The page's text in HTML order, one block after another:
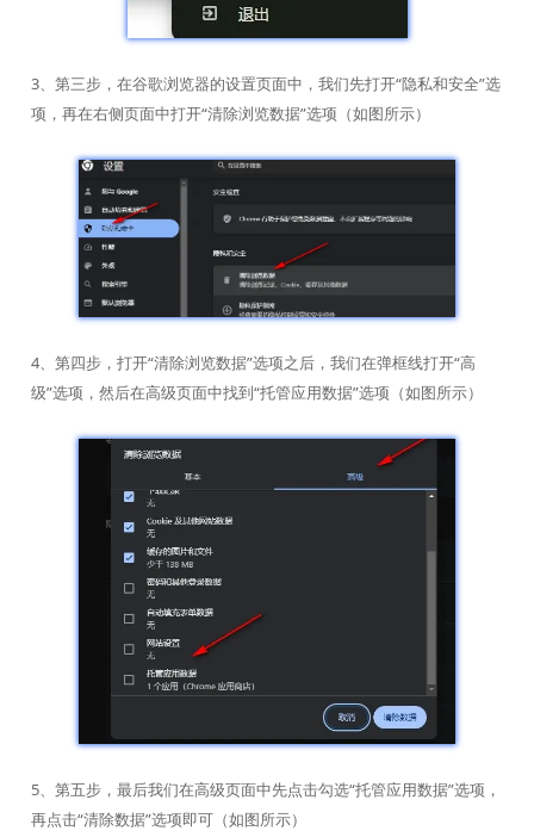
3、第三步，在谷歌浏览器的设置页面中，我们先打开“隐私和安全”选
项，再在右侧页面中打开“清除浏览数据”选项（如图所示）
4、第四步，打开“清除浏览数据”选项之后，我们在弹框线打开“高
级”选项，然后在高级页面中找到“托管应用数据”选项（如图所示）
5、第五步，最后我们在高级页面中先点击勾选“托管应用数据”选项，
再点击“清除数据”选项即可（如图所示）